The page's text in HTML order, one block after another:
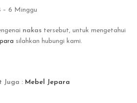
– 6 Minggu
nakas tersebut, untuk mengetahui
silahkan hubungi kami.
Juga : Mebel Jepara